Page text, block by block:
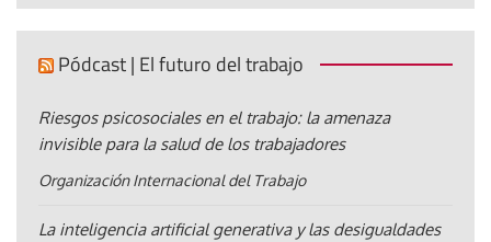
Pódcast | El futuro del trabajo
Riesgos psicosociales en el trabajo: la amenaza
invisible para la salud de los trabajadores
Organización Internacional del Trabajo
La inteligencia artificial generativa y las desigualdades